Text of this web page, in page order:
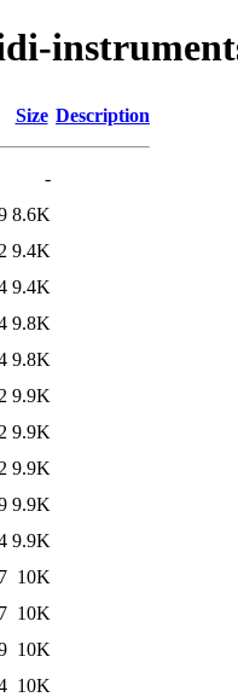
Size Description
-
8.6K
9.4K
9.4K
9.8K
9.8K
9.9K
9.9K
9.9K
9.9K
9.9K
10K
10K
10K
10K